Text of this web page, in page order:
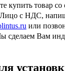
купить товар
с НДС,
или
сделаем Вам